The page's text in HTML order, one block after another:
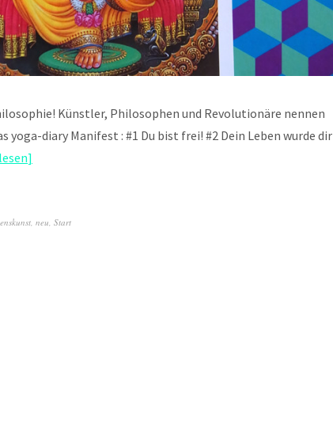
Künstler, Philosophen und Revolutionäre nennen
yoga-diary Manifest : #1 Du bist frei! #2 Dein Leben wurde dir
, neu, Start